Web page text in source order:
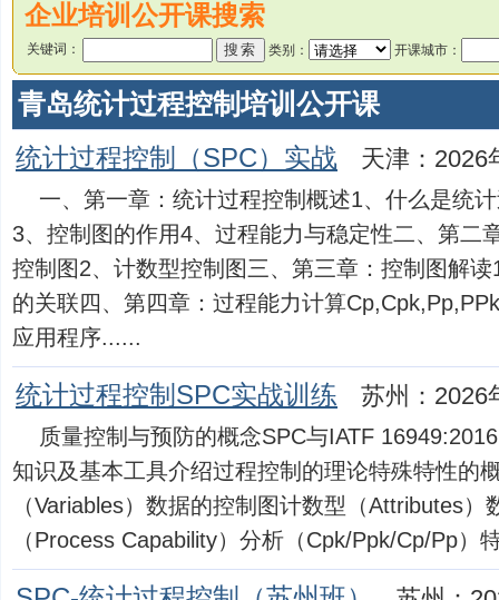
企业培训公开课搜索
关键词： 类别： 开课城市：
青岛统计过程控制培训公开课
统计过程控制（SPC）实战 天津：2026
一、第一章：统计过程控制概述1、什么是统
3、控制图的作用4、过程能力与稳定性二、第二
控制图2、计数型控制图三、第三章：控制图解
的关联四、第四章：过程能力计算
应用程序......
统计过程控制SPC实战训练 苏州：2026
质量控制与预防的概念SPC与IATF
知识及基本工具介绍过程控制的理论特殊特性的
（Variables）数据的控制图计数型（Attributes
（Process Capability）分析（Cpk/Ppk/Cp/Pp）